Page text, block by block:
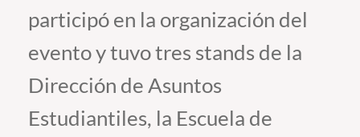
Pregrado
Postgrado
Formación Continua
participó en la organización del
evento y tuvo tres stands de la
Dirección de Asuntos
Estudiantiles, la Escuela de